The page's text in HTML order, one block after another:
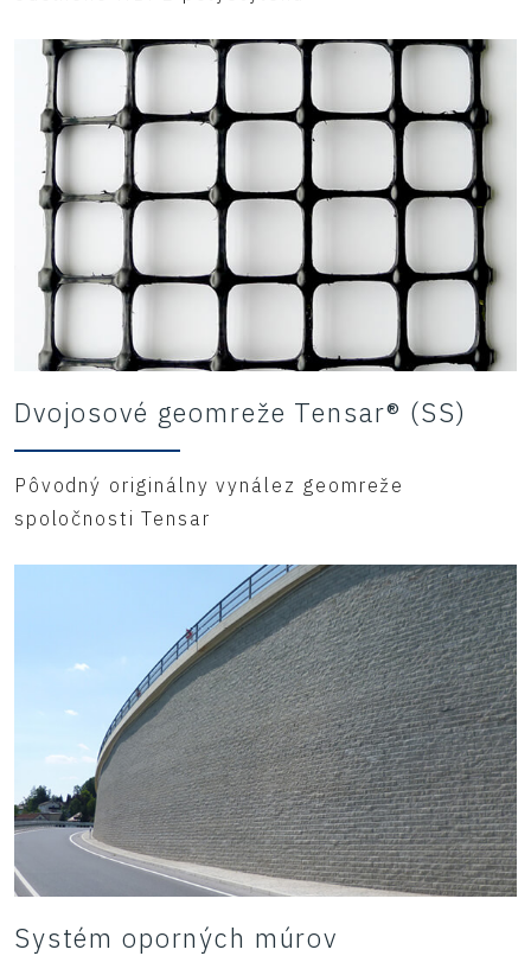
Dvojosové geomreže Tensar® (SS)
Pôvodný originálny vynález geomreže
spoločnosti Tensar
Systém oporných múrov